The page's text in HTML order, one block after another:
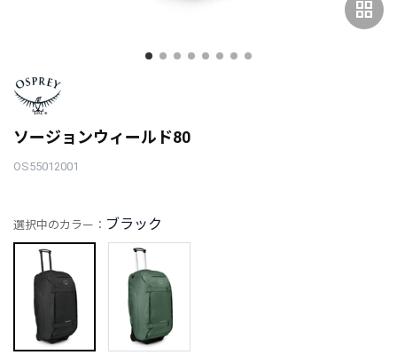
grid_view
ソージョンウィールド80
OS55012001
選択中のカラー： ブラック